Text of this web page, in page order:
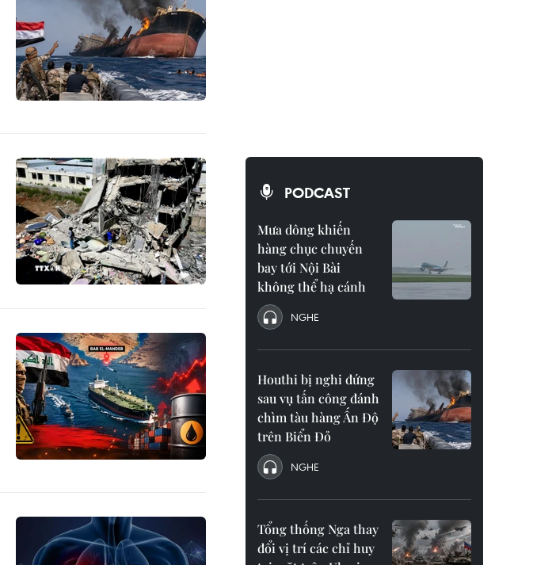
PODCAST
Mưa dông khiến
hàng chục chuyến
bay tới Nội Bài
không thể hạ cánh
NGHE
Houthi bị nghi đứng
sau vụ tấn công đánh
chìm tàu hàng Ấn Độ
trên Biển Đỏ
NGHE
Tổng thống Nga thay
đổi vị trí các chỉ huy